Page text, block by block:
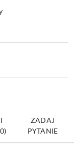
ZADAJ
PYTANIE